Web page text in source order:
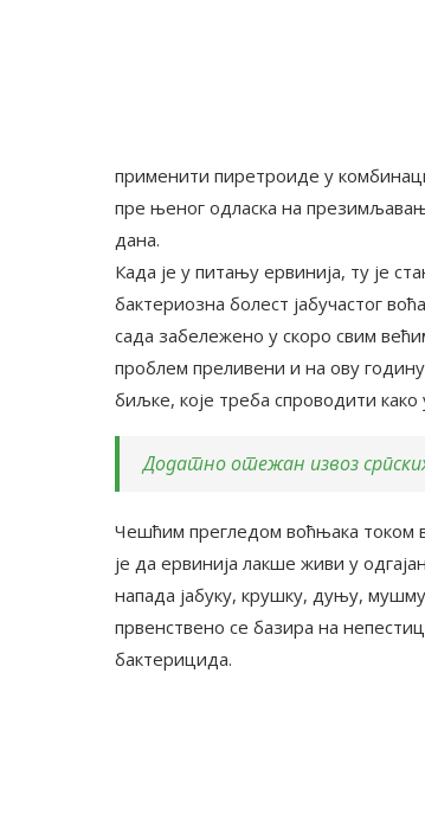
применити пиретроиде у
пре њеног одласка на
дана.
Када је у питању ервинија, ту је
бактериозна болест јабучастог
сада забележено у скоро свим
проблем преливени и на ову
биљке, које треба спроводити
Додатно отежан извоз српских
Чешћим прегледом воћњака током
је да ервинија лакше живи у
напада јабуку, крушку, дуњу,
првенствено се базира на
бактерицида.